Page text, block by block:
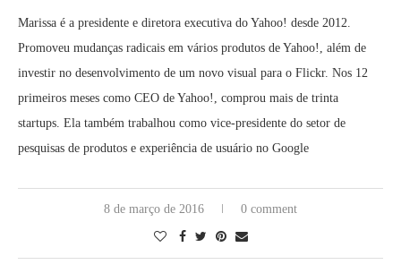
Marissa é a presidente e diretora executiva do Yahoo! desde 2012.
Promoveu mudanças radicais em vários produtos de Yahoo!, além de
investir no desenvolvimento de um novo visual para o Flickr. Nos 12
primeiros meses como CEO de Yahoo!, comprou mais de trinta
startups. Ela também trabalhou como vice-presidente do setor de
pesquisas de produtos e experiência de usuário no Google
8 de março de 2016 0 comment